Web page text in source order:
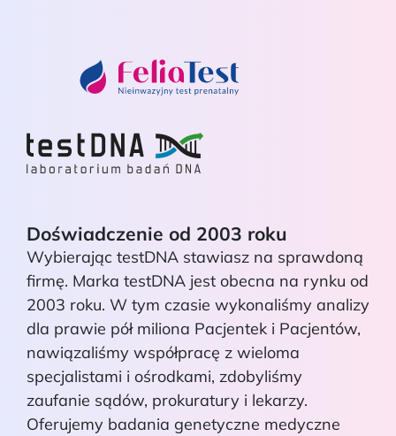
Doświadczenie od 2003 roku
Wybierając testDNA stawiasz na sprawdoną
firmę. Marka testDNA jest obecna na rynku od
2003 roku. W tym czasie wykonaliśmy analizy
dla prawie pół miliona Pacjentek i Pacjentów,
nawiązaliśmy współpracę z wieloma
specjalistami i ośrodkami, zdobyliśmy
zaufanie sądów, prokuratury i lekarzy.
Oferujemy badania genetyczne medyczne